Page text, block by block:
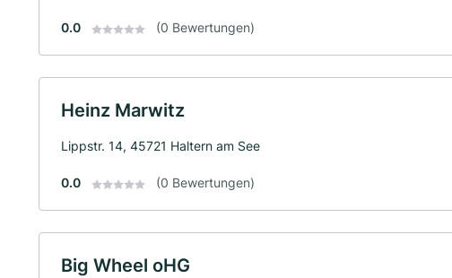
0.0 (0 Bewertungen)
Heinz Marwitz
Lippstr. 14, 45721 Haltern am See
0.0 (0 Bewertungen)
Big Wheel oHG